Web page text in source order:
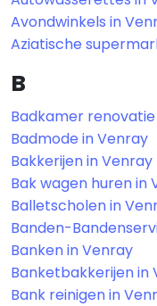
Avondwinkels in
Aziatische
B
Badkamer
Badmode in Venray
Bakkerijen in Venray
Bak wagen huren in
Balletscholen in
Banden-
Banken in Venray
Banketbakkerijen in
Bank reinigen in